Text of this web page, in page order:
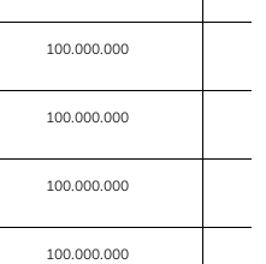
100.000.000
100.000.000
100.000.000
100.000.000